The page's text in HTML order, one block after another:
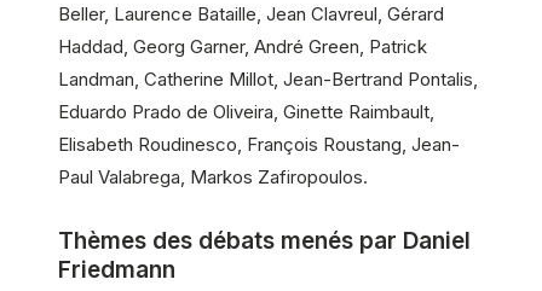
Beller, Laurence Bataille, Jean Clavreul, Gérard
Haddad, Georg Garner, André Green, Patrick
Landman, Catherine Millot, Jean-Bertrand Pontalis,
Eduardo Prado de Oliveira, Ginette Raimbault,
Elisabeth Roudinesco, François Roustang, Jean-
Paul Valabrega, Markos Zafiropoulos.
Thèmes des débats menés par Daniel
Friedmann